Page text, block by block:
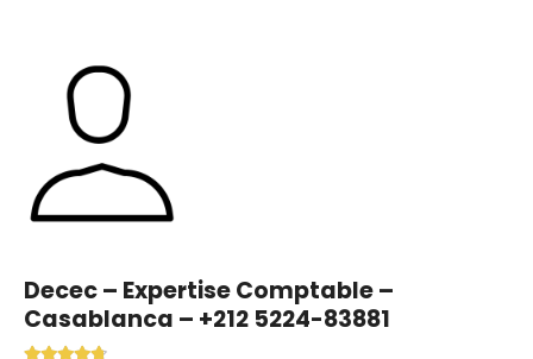
Decec – Expertise Comptable –
Casablanca – +212 5224-83881